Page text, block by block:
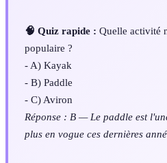
🧠 Quiz rapide : Quelle activité
populaire ?
- A) Kayak
- B) Paddle
- C) Aviron
Réponse : B — Le paddle est
plus en vogue ces dernières